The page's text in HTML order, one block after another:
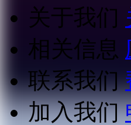
关于我们
相关信息
联系我们
加入我们